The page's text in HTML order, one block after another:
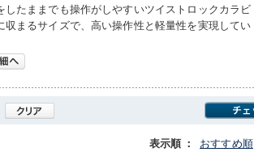
したままでも操作がしやすいツイストロックカラビ
収まるサイズで、高い操作性と軽量性を実現してい
表示順 ： おすすめ順